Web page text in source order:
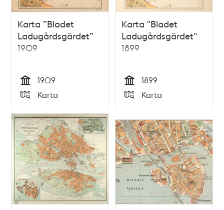
Karta ”Bladet
Ladugårdsgärdet”
1909
Tid
1909
Typ
Karta
Karta "Bladet
Ladugårdsgärdet"
1899
Tid
1899
Typ
Karta